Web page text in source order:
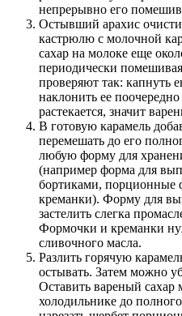
непрерывно его
Остывший арахис
кастрюлю с молочной
сахар на молоке еще
периодически
проверяют так: капнуть
наклонить ее
растекается, значит
В готовую карамель
перемешать до его
любую форму для
(например форма для
бортиками, порционные
креманки). Форму для
застелить слегка
Формочки и креманки
сливочного масла.
Разлить горячую
остывать. Затем можно
Оставить вареный сахар
холодильнике до